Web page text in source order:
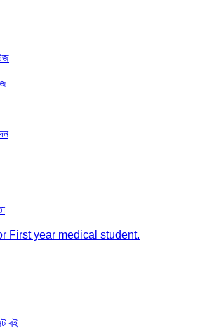
First year medical student.
বই